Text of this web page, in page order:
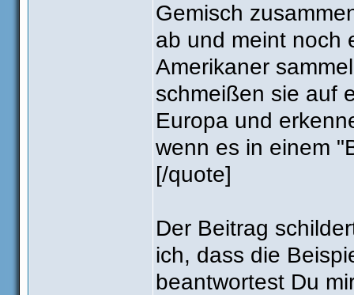
Gemisch
ab und meint noch
Amerikaner
schmeißen sie auf
Europa und
wenn es in einem
[/quote]
Der Beitrag
ich, dass die
beantwortest Du